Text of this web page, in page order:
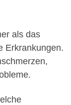
als das
Erkrankungen.